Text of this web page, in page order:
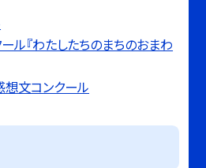
ル『わたしたちのまちのおまわ
文コンクール